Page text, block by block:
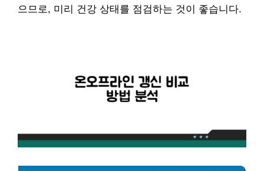
으므로, 미리 건강 상태를 점검하는 것이 좋습니다.